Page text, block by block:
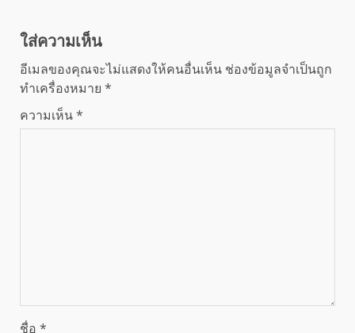
ใส่ความเห็น
อีเมลของคุณจะไม่แสดงให้คนอื่นเห็น ช่องข้อมูลจำเป็นถูก
ทำเครื่องหมาย *
ความเห็น*
ชื่อ *